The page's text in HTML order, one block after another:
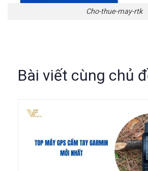
Cho-thue-may-rtk
Bài viết cùng chủ